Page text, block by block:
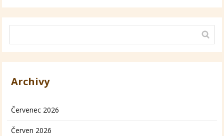
Archivy
Červenec 2026
Červen 2026